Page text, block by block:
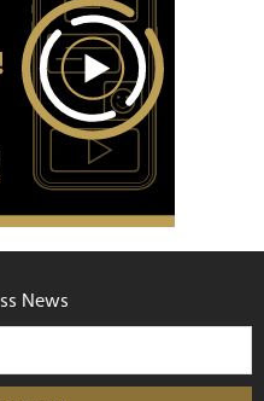
News